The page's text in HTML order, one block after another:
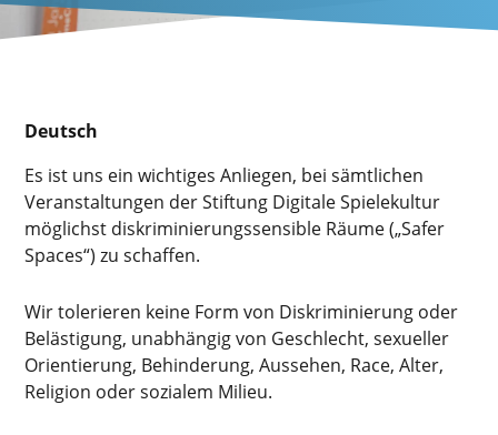
Deutsch
Es ist uns ein wichtiges Anliegen, bei sämtlichen
Veranstaltungen der Stiftung Digitale Spielekultur
möglichst diskriminierungssensible Räume („Safer
Spaces“) zu schaffen.
Wir tolerieren keine Form von Diskriminierung oder
Belästigung, unabhängig von Geschlecht, sexueller
Orientierung, Behinderung, Aussehen, Race, Alter,
Religion oder sozialem Milieu.